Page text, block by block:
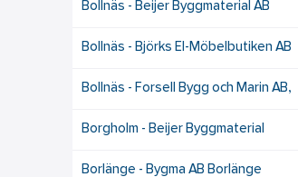
Bollnäs - Beijer Byggmaterial AB
Bollnäs - Björks El-Möbelbutiken AB
Bollnäs - Forsell Bygg och Marin AB,
Borgholm - Beijer Byggmaterial
Borlänge - Bygma AB Borlänge